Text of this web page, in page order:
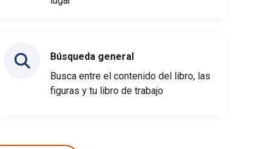
Búsqueda general
Busca entre el contenido del libro, las
figuras y tu libro de trabajo